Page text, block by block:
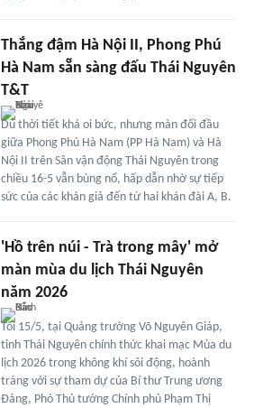
Thắng đậm Hà Nội II, Phong Phú
Hà Nam sẵn sàng đấu Thái Nguyên
T&T
Dù thời tiết khá oi bức, nhưng màn đối đầu
giữa Phong Phú Hà Nam (PP Hà Nam) và Hà
Nội II trên Sân vận động Thái Nguyên trong
chiều 16-5 vẫn bùng nổ, hấp dẫn nhờ sự tiếp
sức của các khán giả đến từ hai khán đài A, B.
'Hồ trên núi - Trà trong mây' mở
màn mùa du lịch Thái Nguyên
năm 2026
Tối 15/5, tại Quảng trường Võ Nguyên Giáp,
tỉnh Thái Nguyên chính thức khai mạc Mùa du
lịch 2026 trong không khí sôi động, hoành
tráng với sự tham dự của Bí thư Trung ương
Đảng, Phó Thủ tướng Chính phủ Phạm Thị